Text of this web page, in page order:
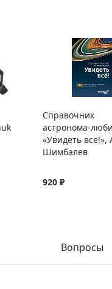
Справочник
астронома-
«Увидеть все!»,
Шимбалев
920 ₽
Вопросы